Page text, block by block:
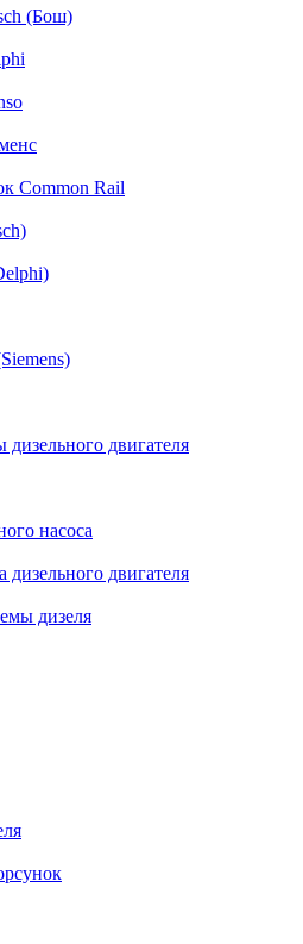
(Бош)
Common Rail
двигателя
насоса
двигателя
дизеля